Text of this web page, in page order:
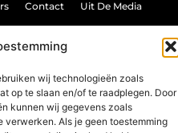
wij technologieën zoals
op te slaan en/of te raadplegen. Door
kunnen wij gegevens zoals
verwerken. Als je geen toestemming
Contact Uit De Media
maximale uit je online
All Rights Reserved © 2025
promo.nl.